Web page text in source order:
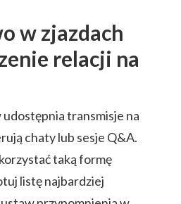
w zjazdach
relacji na
transmisje na
chaty lub sesje Q&A.
taką formę
listę najbardziej